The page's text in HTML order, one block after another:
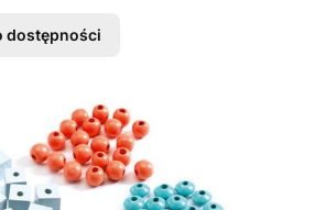
dostępności